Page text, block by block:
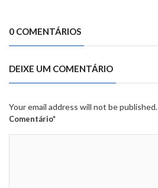
0 COMENTÁRIOS
DEIXE UM COMENTÁRIO
Your email address will not be published.
Comentário*